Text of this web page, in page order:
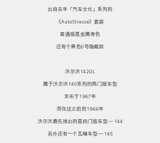
出自去年「汽车文化」系列的
《AutoStrasse》套装
普通版是金属青色
还有个黑色0号隐藏款
沃尔沃142GL
属于沃尔沃140系列的两门版车型
发布于1967年
而在这之前的1966年
沃尔沃最先推出的是四门版车型 — 144
另外还有一个瓦罐车型 — 145